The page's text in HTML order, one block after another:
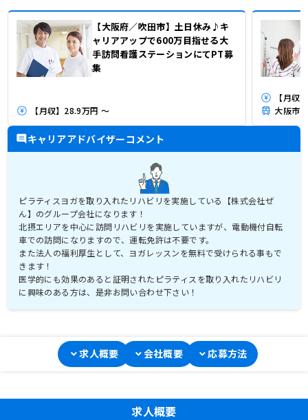
【大阪府／吹田市】土日休み♪キ
ャリアアップで600万目指せる大
手訪問看護ステーションにてPT募
集
【月収】28.9万円 ～
【月収
大阪市
キャリアアドバイザーコメント
ピラティスヨガを取り入れたリハビリを実施している【株式会社ぜ
ん】のグループ会社になります！
北摂エリアを中心に訪問リハビリを実施していますが、電動機付自転
車での訪問になりますので、運転免許は不要です。
また法人の福利厚生として、ヨガレッスンを無料で受けられる事もで
きます！
医学的にも効果のあると証明されたピラティスを取り入れたリハビリ
に興味のある方は、是非お問い合わせ下さい！
求人概要 会社概要 応募方法
求人概要